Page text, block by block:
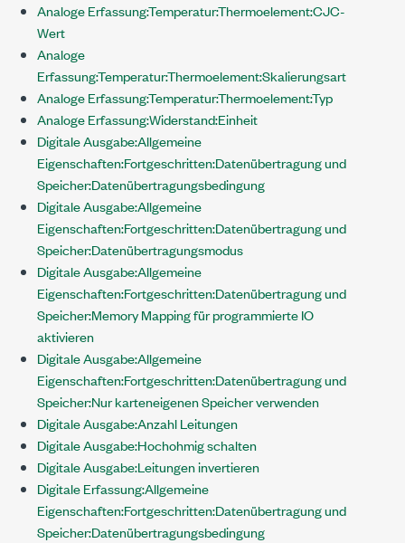
Analoge Erfassung:Temperatur:Thermoelement:CJC-
Wert
Analoge
Erfassung:Temperatur:Thermoelement:Skalierungsart
Analoge Erfassung:Temperatur:Thermoelement:Typ
Analoge Erfassung:Widerstand:Einheit
Digitale Ausgabe:Allgemeine
Eigenschaften:Fortgeschritten:Datenübertragung und
Speicher:Datenübertragungsbedingung
Digitale Ausgabe:Allgemeine
Eigenschaften:Fortgeschritten:Datenübertragung und
Speicher:Datenübertragungsmodus
Digitale Ausgabe:Allgemeine
Eigenschaften:Fortgeschritten:Datenübertragung und
Speicher:Memory Mapping für programmierte IO
aktivieren
Digitale Ausgabe:Allgemeine
Eigenschaften:Fortgeschritten:Datenübertragung und
Speicher:Nur karteneigenen Speicher verwenden
Digitale Ausgabe:Anzahl Leitungen
Digitale Ausgabe:Hochohmig schalten
Digitale Ausgabe:Leitungen invertieren
Digitale Erfassung:Allgemeine
Eigenschaften:Fortgeschritten:Datenübertragung und
Speicher:Datenübertragungsbedingung